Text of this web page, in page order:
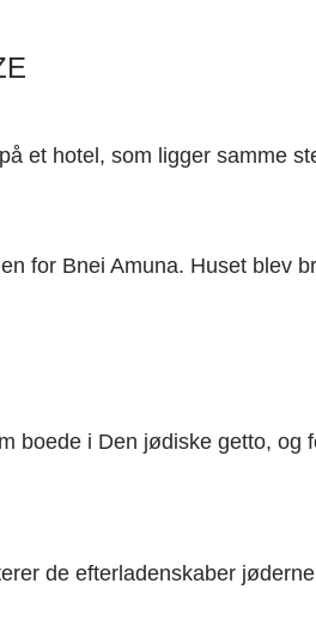
et hotel, som ligger samme
for Bnei Amuna. Huset blev
boede i Den jødiske getto,
de efterladenskaber